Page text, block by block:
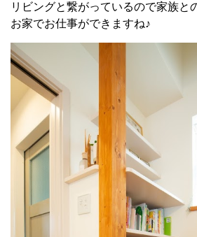
リビングと繋がっているので家族と
お家でお仕事ができますね♪